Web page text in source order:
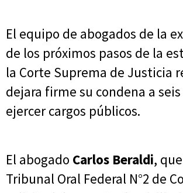
El equipo de abogados de la
de los próximos pasos de la
la Corte Suprema de Justicia
dejara firme su condena a
ejercer cargos públicos.
El abogado Carlos Beraldi,
Tribunal Oral Federal N°2 de